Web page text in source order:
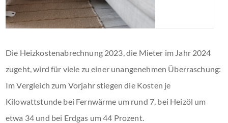
Die Heizkostenabrechnung 2023, die Mieter im Jahr 2024
zugeht, wird für viele zu einer unangenehmen Überraschung:
Im Vergleich zum Vorjahr stiegen die Kosten je
Kilowattstunde bei Fernwärme um rund 7, bei Heizöl um
etwa 34 und bei Erdgas um 44 Prozent.